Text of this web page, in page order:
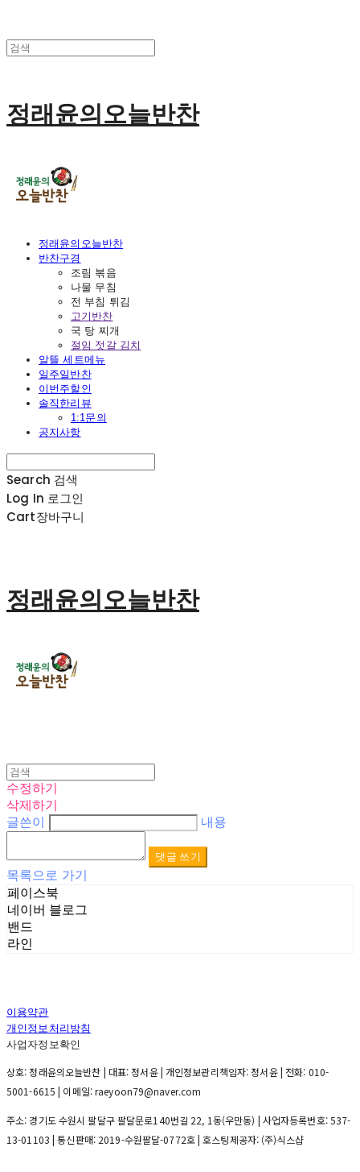
정래윤의오늘반찬
정래윤의오늘반찬
반찬구경
조림 볶음
나물 무침
전 부침 튀김
고기반찬
국 탕 찌개
절임 젓갈 김치
알뜰 세트메뉴
일주일반찬
이번주할인
솔직한리뷰
1:1문의
공지사항
Search 검색
Log In 로그인
Cart장바구니
정래윤의오늘반찬
수정하기
삭제하기
글쓴이
내용
댓글 쓰기
목록으로 가기
페이스북
네이버 블로그
밴드
라인
이용약관
개인정보처리방침
사업자정보확인
상호: 정래윤의오늘반찬 | 대표: 정서윤 | 개인정보관리책임자: 정서윤 | 전화: 010-
5001-6615 | 이메일: raeyoon79@naver.com
주소: 경기도 수원시 팔달구 팔달문로140번길 22, 1동(우만동) | 사업자등록번호:537-
13-01103 | 통신판매: 2019-수원팔달-0772호| 호스팅제공자: (주)식스샵